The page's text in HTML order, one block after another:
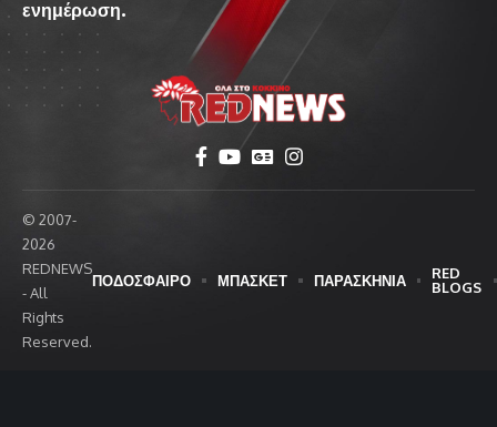
ενημέρωση.
© 2007-
2026
REDNEWS
- All
Rights
Reserved.
ΠΟΔΟΣΦΑΙΡΟ ΜΠΑΣΚΕΤ ΠΑΡΑΣΚΗΝΙΑ
RED
BLOGS